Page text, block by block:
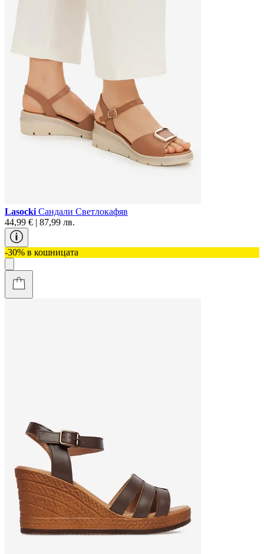
Lasocki Сандали Светлокафяв
44,99 € | 87,99 лв.
-30% в кошницата